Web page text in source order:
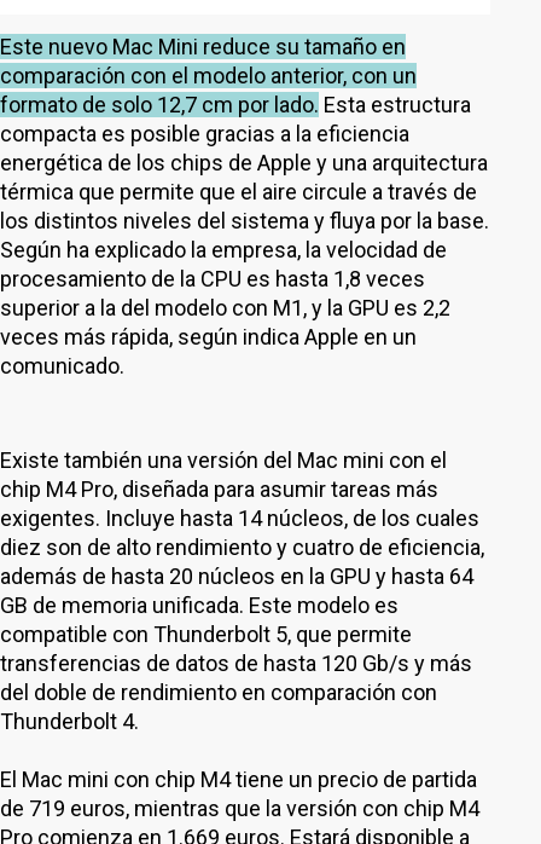
Este nuevo Mac Mini reduce su tamaño en
comparación con el modelo anterior, con un
formato de solo 12,7 cm por lado. Esta estructura
compacta es posible gracias a la eficiencia
energética de los chips de Apple y una arquitectura
térmica que permite que el aire circule a través de
los distintos niveles del sistema y fluya por la base.
Según ha explicado la empresa, la velocidad de
procesamiento de la CPU es hasta 1,8 veces
superior a la del modelo con M1, y la GPU es 2,2
veces más rápida, según indica Apple en un
comunicado.
Existe también una versión del Mac mini con el
chip M4 Pro, diseñada para asumir tareas más
exigentes. Incluye hasta 14 núcleos, de los cuales
diez son de alto rendimiento y cuatro de eficiencia,
además de hasta 20 núcleos en la GPU y hasta 64
GB de memoria unificada. Este modelo es
compatible con Thunderbolt 5, que permite
transferencias de datos de hasta 120 Gb/s y más
del doble de rendimiento en comparación con
Thunderbolt 4.
El Mac mini con chip M4 tiene un precio de partida
de 719 euros, mientras que la versión con chip M4
Pro comienza en 1.669 euros. Estará disponible a